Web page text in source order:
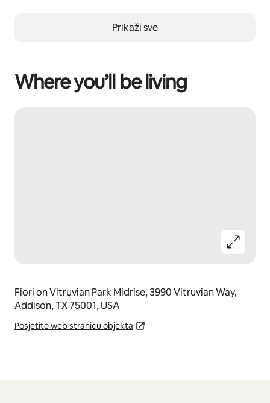
Prikaži sve
Where you’ll be living
Fiori on Vitruvian Park Midrise, 3990 Vitruvian Way,
Addison, TX 75001, USA
Posjetite web stranicu objekta